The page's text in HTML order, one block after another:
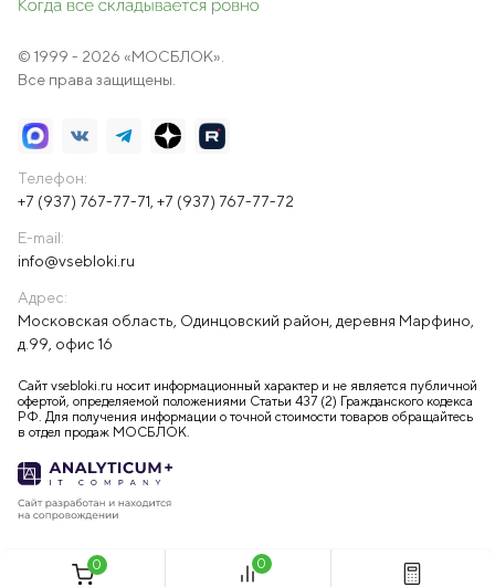
© 1999 - 2026 «МОСБЛОК».
Все права защищены.
Телефон:
+7 (937) 767-77-71, +7 (937) 767-77-72
E-mail:
info@vsebloki.ru
Адрес:
Московская область, Одинцовский район, деревня Марфино,
д.99, офис 16
Сайт vsebloki.ru носит информационный характер и не является публичной
офертой, определяемой положениями Статьи 437 (2) Гражданского кодекса
РФ. Для получения информации о точной стоимости товаров обращайтесь
в отдел продаж МОСБЛОК.
0 0